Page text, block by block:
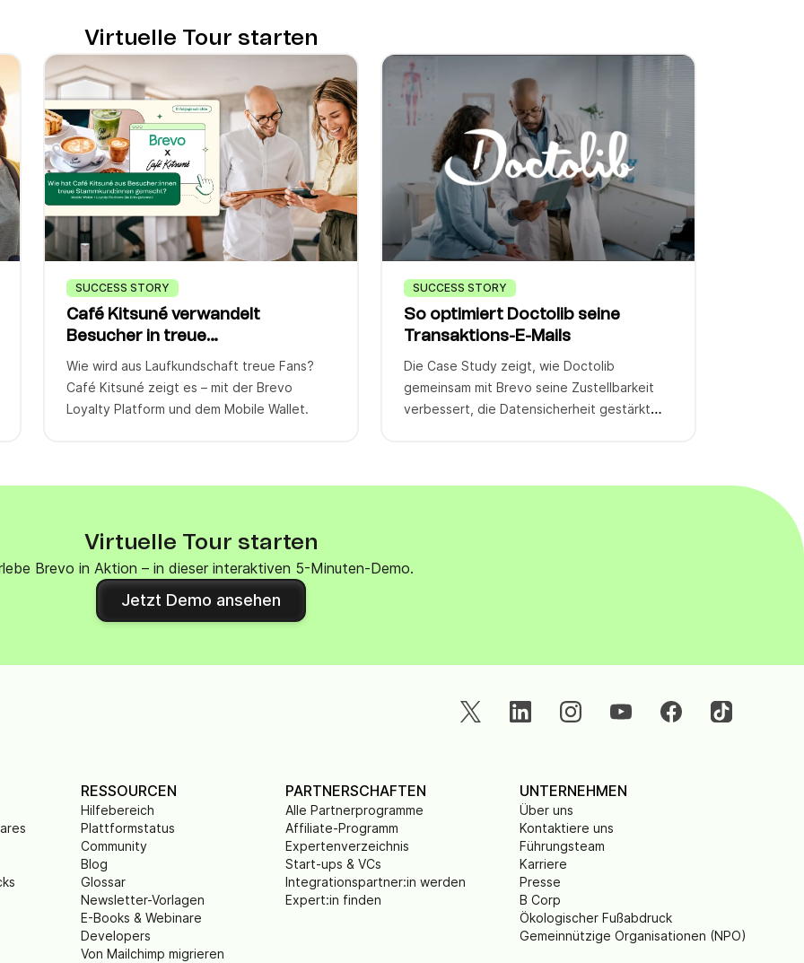
Virtuelle Tour starten
SUCCESS STORY
Café Kitsuné verwandelt
Besucher in treue
Stammkundschaft
Wie wird aus Laufkundschaft treue Fans?
Café Kitsuné zeigt es – mit der Brevo
Loyalty Platform und dem Mobile Wallet.
SUCCESS STORY
So optimiert Doctolib seine
Transaktions-E-Mails
Die Case Study zeigt, wie Doctolib
gemeinsam mit Brevo seine Zustellbarkeit
verbessert, die Datensicherheit gestärkt
Virtuelle Tour starten
Brevo in Aktion – in dieser interaktiven 5-Minuten-Demo.
Jetzt Demo ansehen
RESSOURCEN
Hilfebereich
Plattformstatus
Community
Blog
Glossar
Newsletter-Vorlagen
E-Books & Webinare
Developers
Von Mailchimp migrieren
PARTNERSCHAFTEN
Alle Partnerprogramme
Affiliate-Programm
Expertenverzeichnis
Start-ups & VCs
Integrationspartner:in werden
Expert:in finden
UNTERNEHMEN
Über uns
Kontaktiere uns
Führungsteam
Karriere
Presse
B Corp
Ökologischer Fußabdruck
Gemeinnützige Organisationen (NPO)